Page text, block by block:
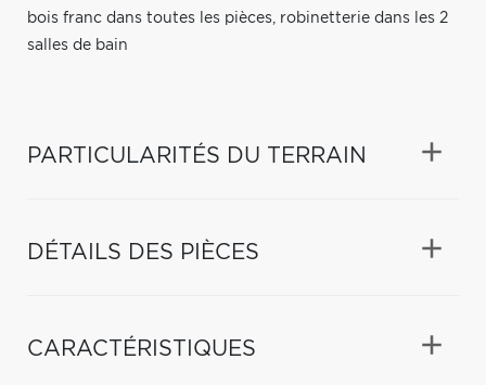
bois franc dans toutes les pièces, robinetterie dans les 2
salles de bain
PARTICULARITÉS DU TERRAIN
DÉTAILS DES PIÈCES
CARACTÉRISTIQUES